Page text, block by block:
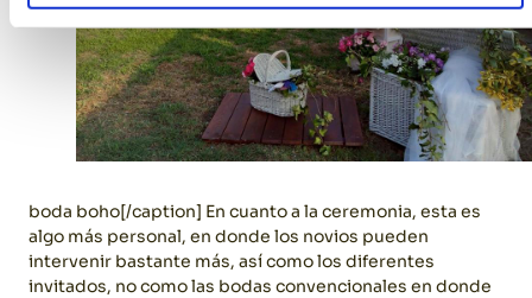
boda boho[/caption] En cuanto a la ceremonia, esta es
algo más personal, en donde los novios pueden
intervenir bastante más, así como los diferentes
invitados, no como las bodas convencionales en donde